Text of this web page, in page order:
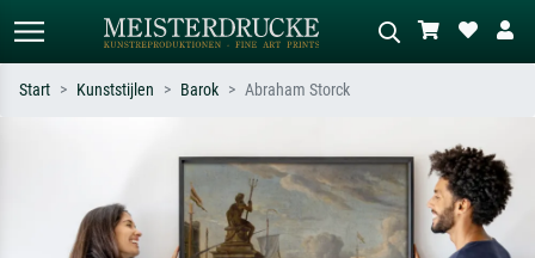
Zoek op kunstenaar, titel of stijl – bijv.
Monet, Sterrennacht, impressionisme,
Hokusai-golf, naakt.
Beschrijf de scène – bijv. groene
weide, abstract met veel rood, donker
olieverfschilderij, staand naakt naast
een boom.
Start Kunststijlen Barok Abraham Storck